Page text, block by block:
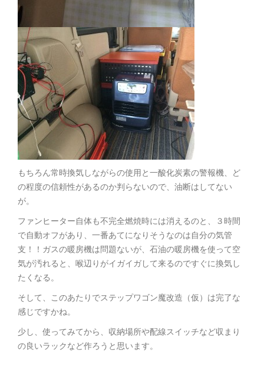
もちろん常時換気しながらの使用と一酸化炭素の警報機、ど
の程度の信頼性があるのか判らないので、油断はしてない
が。
ファンヒーター自体も不完全燃焼時には消えるのと、３時間
で自動オフがあり、一番あてになりそうなのは自分の気管
支！！ガスの暖房機は問題ないが、石油の暖房機を使って空
気が汚れると、喉辺りがイガイガして来るのですぐに換気し
たくなる。
そして、このあたりでステップワゴン魔改造（仮）は完了な
感じですかね。
少し、使ってみてから、収納場所や配線スイッチなど収まり
の良いラックなど作ろうと思います。